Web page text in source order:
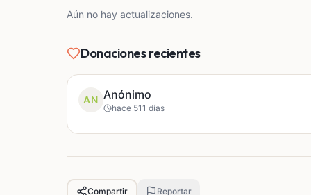
Aún no hay actualizaciones.
Donaciones recientes
AN Anónimo
hace 511 días
Compartir Reportar